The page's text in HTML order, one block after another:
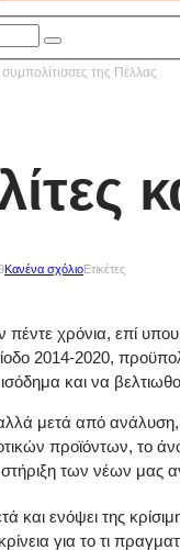
συμπολίτισσες της Πέλλας
Κανένα σχόλιοΕτικέτες
πέντε χρόνια, επί
2014-2020,
και να
μετά από
προϊόντων, το
των νέων μας
και ενόψει της
για το τι